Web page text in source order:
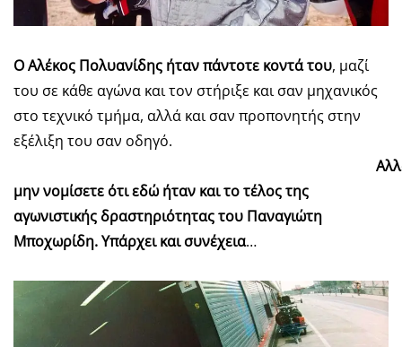
Ο Αλέκος Πολυανίδης ήταν πάντοτε κοντά του, μαζί
του σε κάθε αγώνα και τον στήριξε και σαν μηχανικός
στο τεχνικό τμήμα, αλλά και σαν προπονητής στην
εξέλιξη του σαν οδηγό.
μην νομίσετε ότι εδώ ήταν και το τέλος της
αγωνιστικής δραστηριότητας του Παναγιώτη
Μποχωρίδη. Υπάρχει και συνέχεια…